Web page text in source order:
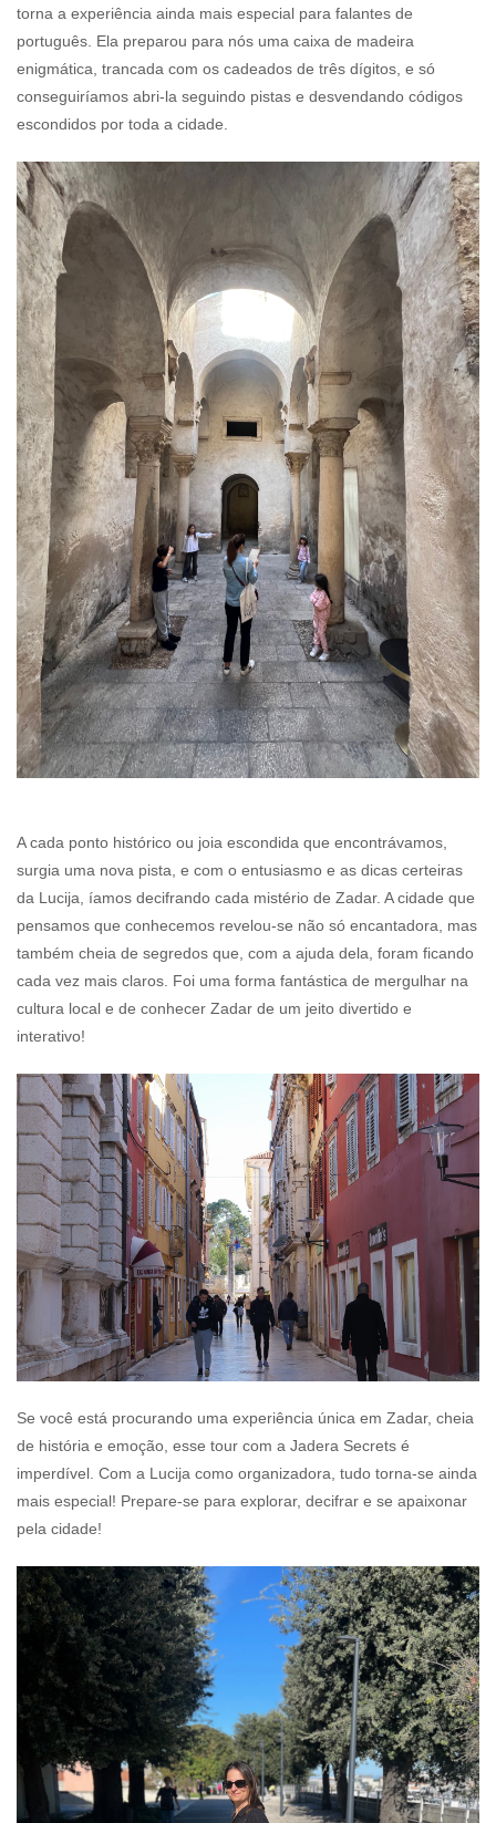
torna a experiência ainda mais especial para falantes de
português. Ela preparou para nós uma caixa de madeira
enigmática, trancada com os cadeados de três dígitos, e só
conseguiríamos abri-la seguindo pistas e desvendando códigos
escondidos por toda a cidade.
A cada ponto histórico ou joia escondida que encontrávamos,
surgia uma nova pista, e com o entusiasmo e as dicas certeiras
da Lucija, íamos decifrando cada mistério de Zadar. A cidade que
pensamos que conhecemos revelou-se não só encantadora, mas
também cheia de segredos que, com a ajuda dela, foram ficando
cada vez mais claros. Foi uma forma fantástica de mergulhar na
cultura local e de conhecer Zadar de um jeito divertido e
interativo!
Se você está procurando uma experiência única em Zadar, cheia
de história e emoção, esse tour com a Jadera Secrets é
imperdível. Com a Lucija como organizadora, tudo torna-se ainda
mais especial! Prepare-se para explorar, decifrar e se apaixonar
pela cidade!